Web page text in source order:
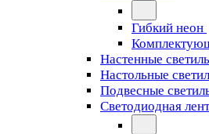
Гибкий неон
Настенные
Настольные
Подвесные
Светодиодная